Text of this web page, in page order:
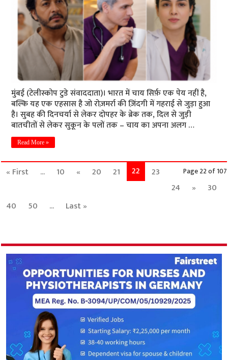
मुंबई (टेलीस्कोप टुडे संवाददाता)। भारत में चाय सिर्फ़ एक पेय नहीं है,
बल्कि यह एक एहसास है जो रोज़मर्रा की ज़िंदगी में गहराई से जुड़ा हुआ
है। सुबह की दिनचर्या से लेकर दोपहर के ब्रेक तक, दिल से जुड़ी
बातचीतों से लेकर सुकून के पलों तक – चाय का अपना अलग …
Read More »
Page 22 of 107
« First ... 10 « 20 21 22
23
24
»
30
40
50 ... Last »